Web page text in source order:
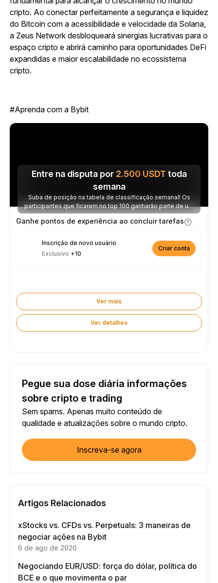
cripto. Ao conectar perfeitamente a segurança e liquidez
do Bitcoin com a acessibilidade e velocidade da Solana,
a Zeus Network desbloqueará sinergias lucrativas para o
espaço cripto e abrirá caminho para oportunidades DeFi
expandidas e maior escalabilidade no ecossistema
cripto.
#Aprenda com a Bybit
Entre na disputa por 2.500 USDT toda
semana
Suba de posição na tabela de classificação semanal! Os
participantes que ficarem no top 100 ganharão parte de um
prêmio de 2.500 USDT toda semana.
Ganhe pontos de experiência ao concluir tarefas
Inscrição de novo usuário
Exclusivo +10
Criar conta
Ver mais
Ver detalhes
Pegue sua dose diária informações
sobre cripto e trading
Sem spams. Apenas muito conteúdo de
qualidade e atualizações sobre o mundo cripto.
Inscreva-se agora
Artigos Relacionados
xStocks vs. CFDs vs. Perpetuals: 3 maneiras de
negociar ações na Bybit
6 de ago de 2026
Negociando EUR/USD: força do dólar, política do
BCE e o que movimenta o par